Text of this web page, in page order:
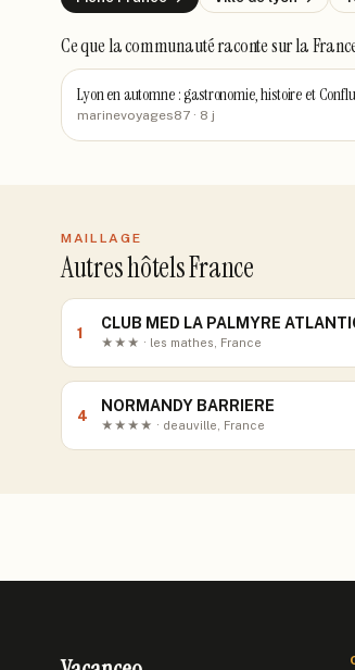
Ce que la communauté racontesur la
Lyon en automne : gastronomie, histoire et
marinevoyages87 · 8 j
MAILLAGE
Autres hôtels France
1
CLUB MED LA PALMYRE
★★★ · les mathes, France
4
NORMANDY BARRIERE
★★★★ · deauville, France